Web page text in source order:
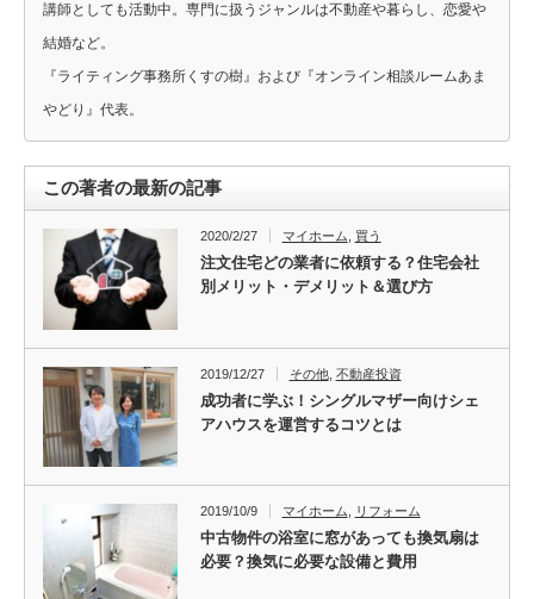
講師としても活動中。専門に扱うジャンルは不動産や暮らし、恋愛や
結婚など。
『ライティング事務所くすの樹』および『オンライン相談ルームあま
やどり』代表。
この著者の最新の記事
2020/2/27 マイホーム 買う
注文住宅どの業者に依頼する？住宅会社
別メリット・デメリット＆選び方
2019/12/27 その他, 不動産投資
成功者に学ぶ！シングルマザー向けシェ
アハウスを運営するコツとは
2019/10/9 マイホーム リフォーム
中古物件の浴室に窓があっても換気扇は
必要？換気に必要な設備と費用